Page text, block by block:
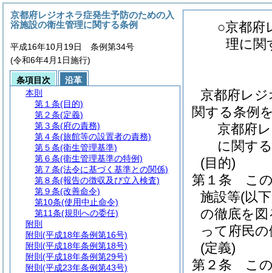
○京都府
理に関
京都府レ
関する条例
京都府
に関す
(目的)
第１条
こ
施設等(以
の徹底を
って府民
(定義)
第２条
こ
京都府レジオネラ症発生予防のための入
浴施設の衛生管理に関する条例
平成16年10月19日 条例第34号
(令和6年4月1日施行)
条項目次
沿革
本則
第１条(目的)
第２条(定義)
第３条(府の責務)
第４条(旅館等の設置者の責務)
第５条(衛生管理基準)
第６条(衛生管理基準の特例)
第７条(法令に基づく基準との関係)
第８条(報告の徴収及び立入検査)
第９条(改善命令)
第10条(使用中止命令)
第11条(規則への委任)
附則
附則 (平成18年条例第16号)
附則 (平成18年条例第18号)
附則 (平成18年条例第29号)
附則 (平成23年条例第43号)